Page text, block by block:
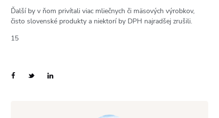
Ďalší by v ňom privítali viac mliečnych či mäsových výrobkov,
čisto slovenské produkty a niektorí by DPH najradšej zrušili.
15